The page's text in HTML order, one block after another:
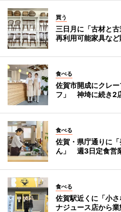
買う
三日月に「古材と
再利用可能家具な
食べる
佐賀市開成にクレ
フ」 神埼に続き2
食べる
佐賀・県庁通りに
ん」 週3日定食営
食べる
佐賀駅近くに「小
ナジュース店から